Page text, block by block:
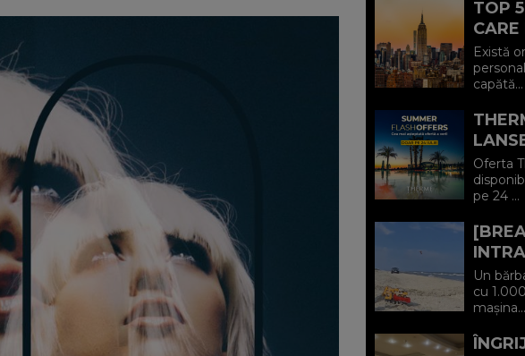
TOP
ȘI
Există
capătă...
LA
IULIE
Oferta
pe 24 ...
Un
cu
mașina...